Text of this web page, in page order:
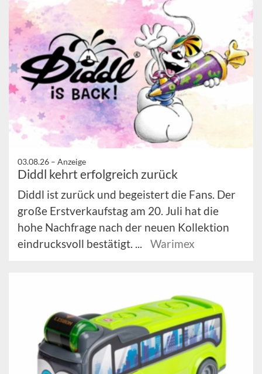
03.08.26 – Anzeige
Diddl kehrt erfolgreich zurück
Diddl ist zurück und begeistert die Fans. Der
große Erstverkaufstag am 20. Juli hat die
hohe Nachfrage nach der neuen Kollektion
eindrucksvoll bestätigt. ...
Warimex